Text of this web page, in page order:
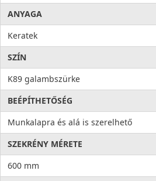
ANYAGA
Keratek
SZÍN
K89 galambszürke
BEÉPÍTHETŐSÉG
Munkalapra és alá is szerelhető
SZEKRÉNY MÉRETE
600 mm